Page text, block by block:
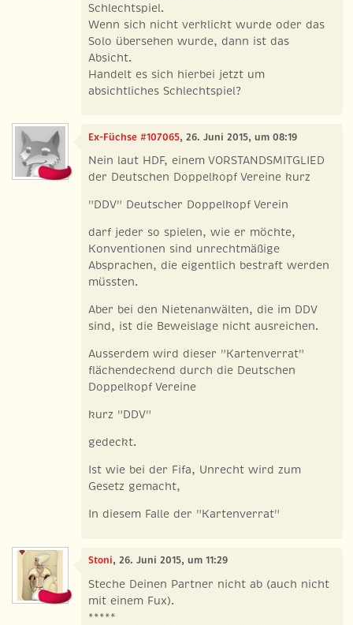
Schlechtspiel.
Wenn sich nicht verklickt wurde oder das
Solo übersehen wurde, dann ist das
Absicht.
Handelt es sich hierbei jetzt um
absichtliches Schlechtspiel?
Ex-Füchse #107065, 26. Juni 2015, um 08:19
Nein laut HDF, einem VORSTANDSMITGLIED
der Deutschen Doppelkopf Vereine kurz
"DDV" Deutscher Doppelkopf Verein
darf jeder so spielen, wie er möchte,
Konventionen sind unrechtmäßige
Absprachen, die eigentlich bestraft werden
müssten.
Aber bei den Nietenanwälten, die im DDV
sind, ist die Beweislage nicht ausreichen.
Ausserdem wird dieser "Kartenverrat"
flächendeckend durch die Deutschen
Doppelkopf Vereine
kurz "DDV"
gedeckt.
Ist wie bei der Fifa, Unrecht wird zum
Gesetz gemacht,
In diesem Falle der "Kartenverrat"
Stoni, 26. Juni 2015, um 11:29
Steche Deinen Partner nicht ab (auch nicht
mit einem Fux).
*****